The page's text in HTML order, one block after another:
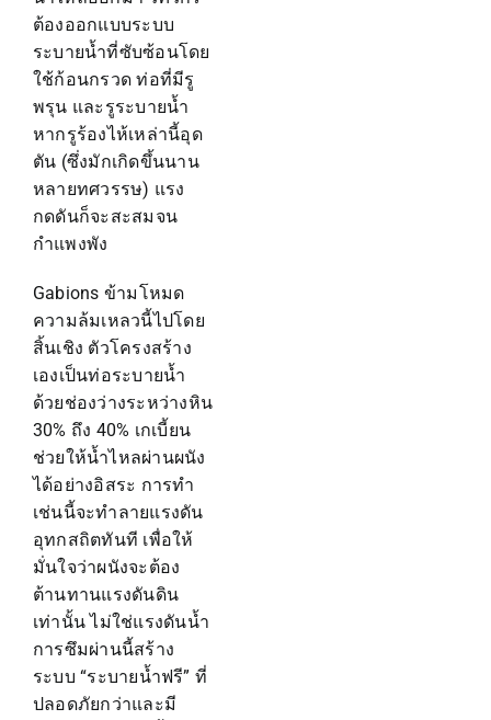
ต้องออกแบบระบบ
ระบายน้ำที่ซับซ้อนโดย
ใช้ก้อนกรวด ท่อที่มีรู
พรุน และรูระบายน้ำ
หากรูร้องไห้เหล่านี้อุด
ตัน (ซึ่งมักเกิดขึ้นนาน
หลายทศวรรษ) แรง
กดดันก็จะสะสมจน
กำแพงพัง
Gabions ข้ามโหมด
ความล้มเหลวนี้ไปโดย
สิ้นเชิง ตัวโครงสร้าง
เองเป็นท่อระบายน้ำ
ด้วยช่องว่างระหว่างหิน
30% ถึง 40% เกเบี้ยน
ช่วยให้น้ำไหลผ่านผนัง
ได้อย่างอิสระ การทำ
เช่นนี้จะทำลายแรงดัน
อุทกสถิตทันที เพื่อให้
มั่นใจว่าผนังจะต้อง
ต้านทานแรงดันดิน
เท่านั้น ไม่ใช่แรงดันน้ำ
การซึมผ่านนี้สร้าง
ระบบ “ระบายน้ำฟรี” ที่
ปลอดภัยกว่าและมี